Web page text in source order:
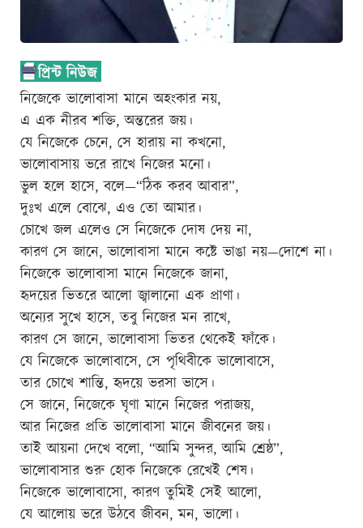
নিজেকে ভালোবাসা মানে অহংকার নয়,
এ এক নীরব শক্তি, অন্তরের জয়।
যে নিজেকে চেনে, সে হারায় না কখনো,
ভালোবাসায় ভরে রাখে নিজের মনো।
ভুল হলে হাসে, বলে—“ঠিক করব আবার”,
দুঃখ এলে বোঝে, এও তো আমার।
চোখে জল এলেও সে নিজেকে দোষ দেয় না,
কারণ সে জানে, ভালোবাসা মানে কষ্টে ভাঙা নয়—দোশে না।
নিজেকে ভালোবাসা মানে নিজেকে জানা,
হৃদয়ের ভিতরে আলো জ্বালানো এক প্রাণা।
অন্যের সুখে হাসে, তবু নিজের মন রাখে,
কারণ সে জানে, ভালোবাসা ভিতর থেকেই ফাঁকে।
যে নিজেকে ভালোবাসে, সে পৃথিবীকে ভালোবাসে,
তার চোখে শান্তি, হৃদয়ে ভরসা ভাসে।
সে জানে, নিজেকে ঘৃণা মানে নিজের পরাজয়,
আর নিজের প্রতি ভালোবাসা মানে জীবনের জয়।
তাই আয়না দেখে বলো, “আমি সুন্দর, আমি শ্রেষ্ঠ”,
ভালোবাসার শুরু হোক নিজেকে রেখেই শেষ।
নিজেকে ভালোবাসো, কারণ তুমিই সেই আলো,
যে আলোয় ভরে উঠবে জীবন, মন, ভালো।